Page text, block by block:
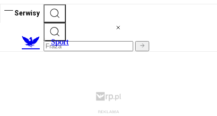
Serwisy
Sport